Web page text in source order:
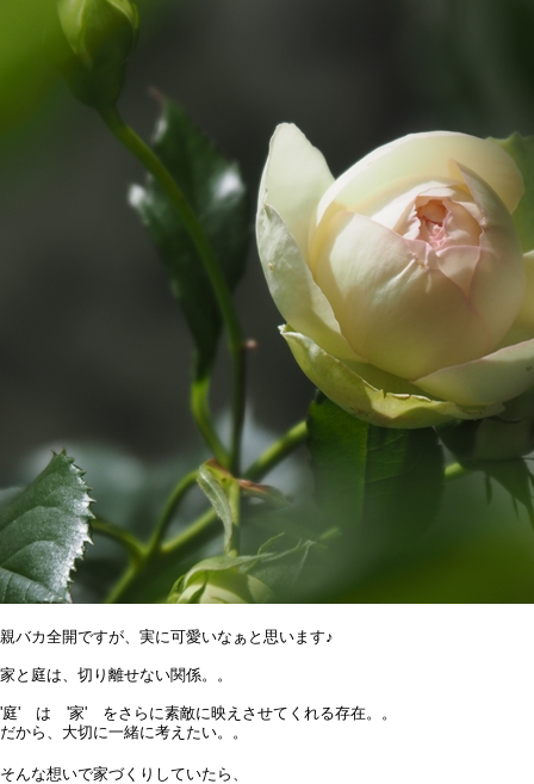
親バカ全開ですが、実に可愛いなぁと思います♪
家と庭は、切り離せない関係。。
'庭' は '家' をさらに素敵に映えさせてくれる存在。。
だから、大切に一緒に考えたい。。
そんな想いで家づくりしていたら、